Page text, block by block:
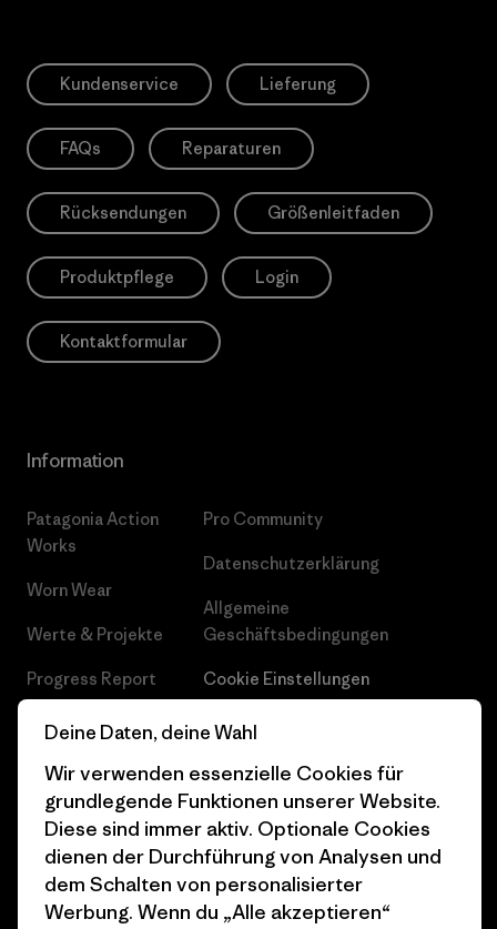
Kundenservice Lieferung
FAQs Reparaturen
Rücksendungen Größenleitfaden
Produktpflege Login
Kontaktformular
Information
Patagonia Action
Works
Worn Wear
Werte & Projekte
Progress Report
Business Unusual
Klimaziele
1% For The Planet
Wie wir finanzieren
Geschenkgutscheine
Pro Community
Datenschutzerklärung
Allgemeine
Geschäftsbedingungen
Cookie Einstellungen
Karriere
Pressekontakt
Industry program
Affiliate-Programm
Patagonia Deutschland
Deine Daten, deine Wahl
Wir verwenden essenzielle Cookies für
grundlegende Funktionen unserer Website.
Diese sind immer aktiv. Optionale Cookies
dienen der Durchführung von Analysen und
dem Schalten von personalisierter
Werbung. Wenn du „Alle akzeptieren“